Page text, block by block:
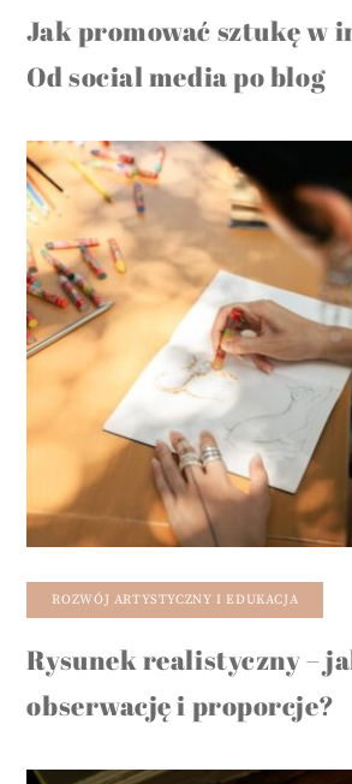
Jak promować sztukę w
Od social media po blog
ROZWÓJ ARTYSTYCZNY I EDUKACJA
Rysunek realistyczny –
obserwację i proporcje?